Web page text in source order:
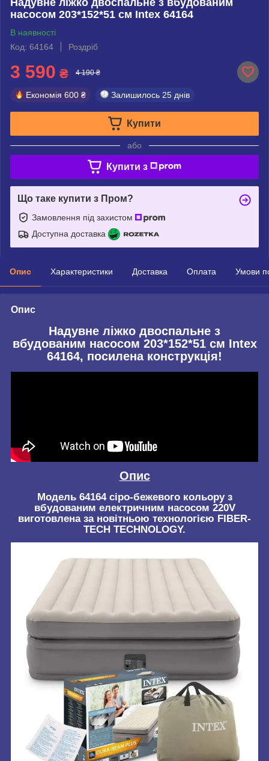
насосом 203*152*51 см Іntex 64164
В наявності
Код: 64164
Роздріб
3 590 ₴ 4 190 ₴
Економія 600 ₴ Залишилось 25 днів
Купити
або
Купити з
Що таке купити з Пром?
Замовлення під захистом
Доступна доставка
Опис Характеристики Доставка Оплата Умови
Опис
Надувне ліжко двоспальне з
вбудованим насосом 203*152*51 см Іntex
64164, посилена конструкція!
Опис
Модель 64164 сіро-бежевого кольору з
вбудованим електричним насосом 220V
виготовлена за новітньою технологією FIBER-
TECH TECHNOLOGY.